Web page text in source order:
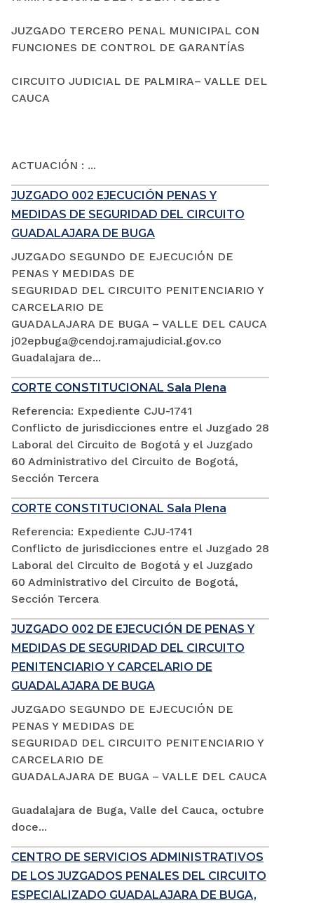
JUZGADO TERCERO PENAL MUNICIPAL CON
FUNCIONES DE CONTROL DE GARANTÍAS
CIRCUITO JUDICIAL DE PALMIRA– VALLE DEL
CAUCA
ACTUACIÓN : ...
JUZGADO 002 EJECUCIÓN PENAS Y
MEDIDAS DE SEGURIDAD DEL CIRCUITO
GUADALAJARA DE BUGA
JUZGADO SEGUNDO DE EJECUCIÓN DE
PENAS Y MEDIDAS DE
SEGURIDAD DEL CIRCUITO PENITENCIARIO Y
CARCELARIO DE
GUADALAJARA DE BUGA – VALLE DEL CAUCA
j02epbuga@cendoj.ramajudicial.gov.co
Guadalajara de...
CORTE CONSTITUCIONAL Sala Plena
Referencia: Expediente CJU-1741
Conflicto de jurisdicciones entre el Juzgado 28
Laboral del Circuito de Bogotá y el Juzgado
60 Administrativo del Circuito de Bogotá,
Sección Tercera
CORTE CONSTITUCIONAL Sala Plena
Referencia: Expediente CJU-1741
Conflicto de jurisdicciones entre el Juzgado 28
Laboral del Circuito de Bogotá y el Juzgado
60 Administrativo del Circuito de Bogotá,
Sección Tercera
JUZGADO 002 DE EJECUCIÓN DE PENAS Y
MEDIDAS DE SEGURIDAD DEL CIRCUITO
PENITENCIARIO Y CARCELARIO DE
GUADALAJARA DE BUGA
JUZGADO SEGUNDO DE EJECUCIÓN DE
PENAS Y MEDIDAS DE
SEGURIDAD DEL CIRCUITO PENITENCIARIO Y
CARCELARIO DE
GUADALAJARA DE BUGA – VALLE DEL CAUCA
Guadalajara de Buga, Valle del Cauca, octubre
doce...
CENTRO DE SERVICIOS ADMINISTRATIVOS
DE LOS JUZGADOS PENALES DEL CIRCUITO
ESPECIALIZADO GUADALAJARA DE BUGA,